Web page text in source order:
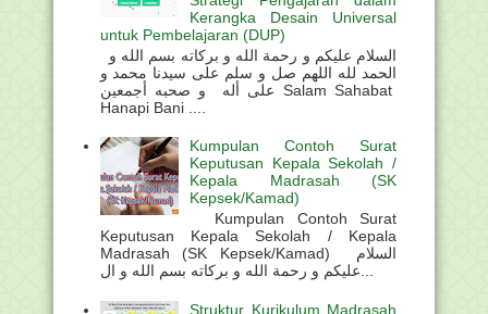
Kerangka Desain Universal
untuk Pembelajaran (DUP)
الحمد لله اللهم صل و سلم على سيدنا محمد و
على أله و صحبه أجمعين Salam Sahabat
Hanapi Bani ....
Kumpulan Contoh Surat
Keputusan Kepala Sekolah /
Kepala Madrasah (SK
Kepsek/Kamad)
Kumpulan Contoh Surat
Keputusan Kepala Sekolah / Kepala
Madrasah (SK Kepsek/Kamad) السلام
Struktur Kurikulum Madrasah